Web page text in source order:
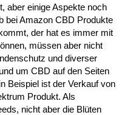
aber einige Aspekte noch
bei Amazon CBD Produkte
der hat es immer mit
müssen aber nicht
und diverser
um CBD auf den Seiten
Beispiel ist der Verkauf von
Produkt. Als
nicht aber die Blüten